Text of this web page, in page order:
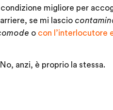
migliore per
se mi lascio
o con l’interlocutore
anzi, è proprio la stessa.